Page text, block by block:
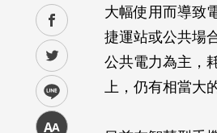
facebook
twitter
line
中
大幅使用而導致
捷運站或公共場
公共電力為主，
上，仍有相當大